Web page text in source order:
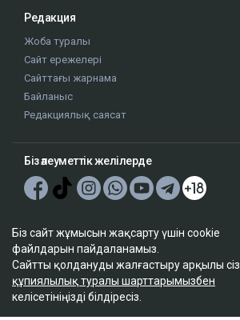
Редакция
Жоба туралы
Сайт ережелері
Сайттағы жарнама
Байланыс
Редакциялық саясат
Біз әлеуметтік желілерде
Біз сайт жұмысын жақсарту үшін cookie
файлдарын пайдаланамыз.
Сайтты қолдануды жалғастыру арқылы сіз
құпиялылық туралы шарттарымызбен
келісетініңізді білдіресіз.